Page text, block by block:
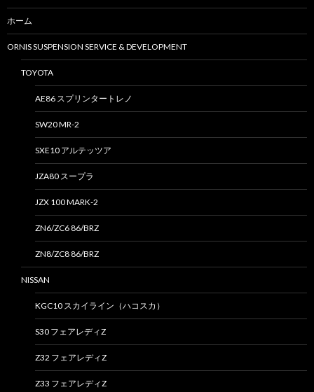
ホーム
ORNIS SUSPENSION SERVICE & DEVELOPMENT
TOYOTA
AE86 スプリンタートレノ
SW20 MR-2
SXE10 アルテッツア
JZA80 スープラ
JZX 100 MARK-2
ZN6/ZC6 86/BRZ
ZN8/ZC8 86/BRZ
NISSAN
KGC10 スカイライン（ハコスカ）
S30 フェアレディZ
Z32 フェアレディZ
Z33 フェアレディZ